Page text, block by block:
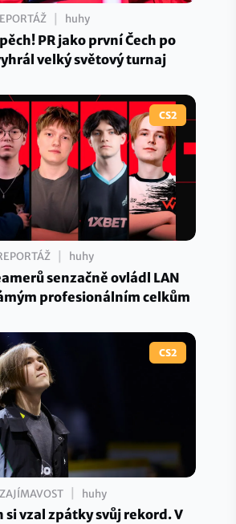
huhy
PR jako první Čech po
velký světový turnaj
CS2
huhy
senzačně ovládl LAN
profesionálním celkům
CS2
ZAJÍMAVOST huhy
si vzal zpátky svůj rekord. V